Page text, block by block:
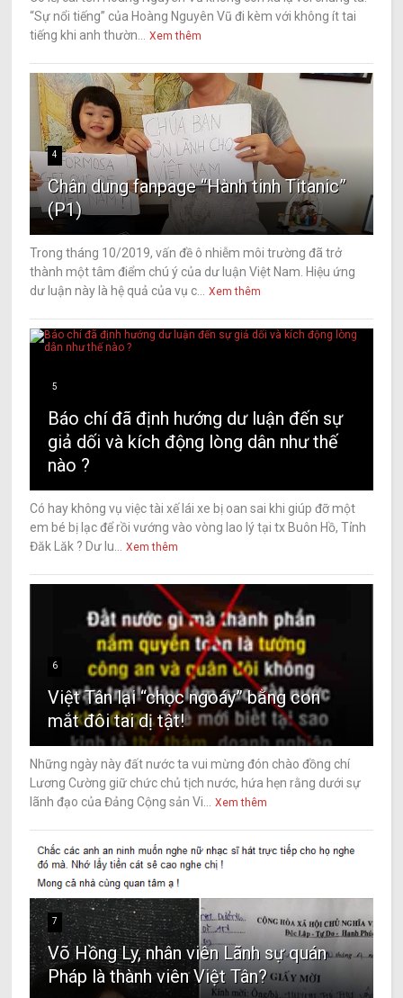
“Sự nổi tiếng” của Hoàng Nguyên Vũ đi kèm với không ít tai
tiếng khi anh thườn...
Xem thêm
4
Chân dung fanpage “Hành tinh Titanic”
(P1)
Trong tháng 10/2019, vấn đề ô nhiễm môi trường đã trở
thành một tâm điểm chú ý của dư luận Việt Nam. Hiệu ứng
dư luận này là hệ quả của vụ c...
Xem thêm
5
Báo chí đã định hướng dư luận đến sự
giả dối và kích động lòng dân như thế
nào ?
Có hay không vụ việc tài xế lái xe bị oan sai khi giúp đỡ một
em bé bị lạc để rồi vướng vào vòng lao lý tại tx Buôn Hồ, Tỉnh
Đăk Lăk ? Dư lu...
Xem thêm
6
Việt Tân lại “chọc ngoáy” bằng con
mắt đôi tai dị tật!
Những ngày này đất nước ta vui mừng đón chào đồng chí
Lương Cường giữ chức chủ tịch nước, hứa hẹn rằng dưới sự
lãnh đạo của Đảng Cộng sản Vi...
Xem thêm
7
Võ Hồng Ly, nhân viên Lãnh sự quán
Pháp là thành viên Việt Tân?